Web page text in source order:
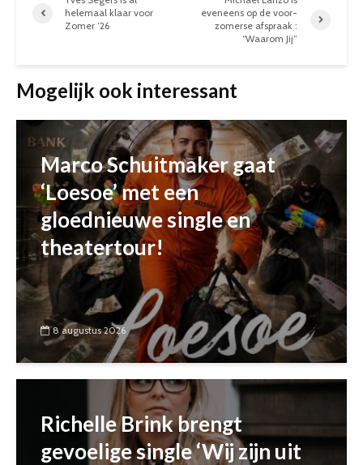
helemaal klaar voor
Zomer ’26
eveneens op de voor-
zomerse afspraak :
“Waarom Jij”
Mogelijk ook interessant
Marco Schuitmaker gaat
‘Loesoe’ met een
gloednieuwe single en
theatertour!
8 augustus 2026
Richelle Brink brengt
gevoelige single ‘Wij zijn uit